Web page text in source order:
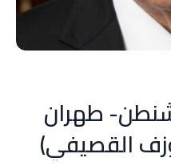
طهران
القصيفي)